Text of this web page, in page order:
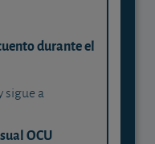
durante el
sigue a
OCU